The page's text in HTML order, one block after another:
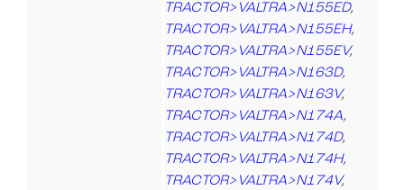
TRACTOR>VALTRA>N155ED,
TRACTOR>VALTRA>N155EH,
TRACTOR>VALTRA>N155EV,
TRACTOR>VALTRA>N163D,
TRACTOR>VALTRA>N163V,
TRACTOR>VALTRA>N174A,
TRACTOR>VALTRA>N174D,
TRACTOR>VALTRA>N174H,
TRACTOR>VALTRA>N174V,